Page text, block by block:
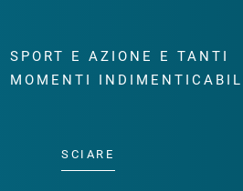
SPORT E AZIONE E TANTI
MOMENTI INDIMENTICABILI
SCIARE